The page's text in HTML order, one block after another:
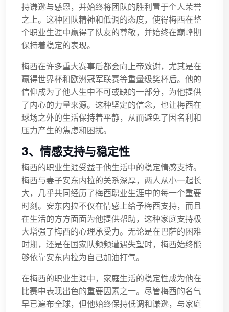
持谦逊与感恩，并始终将团队的胜利置于个人荣誉
之上。这种团队精神和低调的态度，使得梅西在整
个职业生涯中赢得了队友的尊敬，并始终在巅峰期
保持着稳定的表现。
梅西在许多重大赛事后都会向上帝致谢，尤其是在
赢得世界杯和欧洲冠军联赛等重量级奖杯后。他的
信仰成为了他人生中不可或缺的一部分，为他提供
了内心的力量来源。这种坚定的信念，也让梅西在
球场之外的生活保持着平静，从而避免了因名利和
压力产生的焦虑和困扰。
3、情感支持与稳定性
梅西的职业生涯受益于他生活中的稳定情感支持。
梅西与妻子安东内拉的关系深厚，两人从小一起长
大，几乎共同经历了梅西职业生涯中的每一个重要
时刻。安东内拉不仅在情感上给予梅西支持，而且
在生活的方方面面为他提供帮助，这种家庭支持极
大增强了梅西的心理承受力。无论是在巴萨的困难
时期，还是在国家队频频遭遇失望时，梅西始终能
够依靠安东内拉为自己加油打气。
在梅西的职业生涯中，家庭生活的稳定性成为他在
比赛中表现出色的重要因素之一。尽管梅西的名气
早已遍布全球，但他始终保持低调和谦逊，与家庭